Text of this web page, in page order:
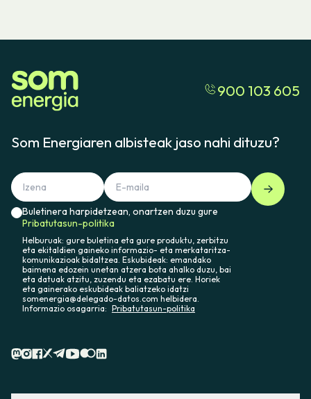
900 103 605
Som Energiaren albisteak jaso nahi dituzu?
Buletinera harpidetzean, onartzen duzu gure
Pribatutasun-politika
Helburuak: gure buletina eta gure produktu, zerbitzu
eta ekitaldien gaineko informazio- eta merkataritza-
komunikazioak bidaltzea. Eskubideak: emandako
baimena edozein unetan atzera bota ahalko duzu, bai
eta datuak atzitu, zuzendu eta ezabatu ere. Horiek
eta gainerako eskubideak baliatzeko idatzi
somenergia@delegado-datos.com helbidera.
Informazio osagarria: Pribatutasun-politika